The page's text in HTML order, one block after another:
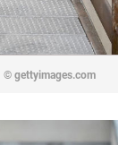
© gettyimages.com